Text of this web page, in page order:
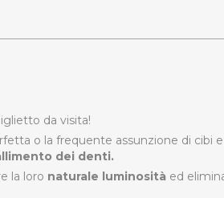
da visita!
o la frequente assunzione di cibi
dei denti.
la loro naturale luminosità ed